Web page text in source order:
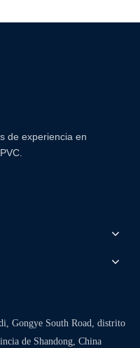
de experiencia en
Gongye South Road, distrito
de Shandong, China